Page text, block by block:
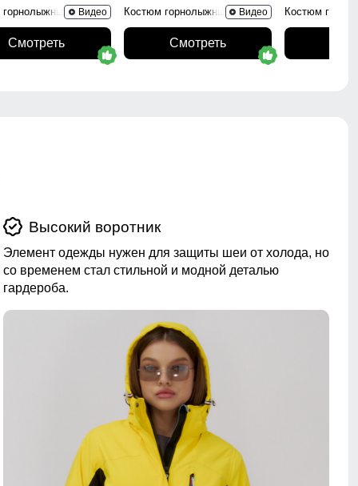
0005Kr
Видео
Смотреть
Костюм горнолыжный 02395Kr
Видео
Смотреть
Костюм
Высокий воротник
Элемент одежды нужен для защиты шеи от холода, но
со временем стал стильной и модной деталью
гардероба.